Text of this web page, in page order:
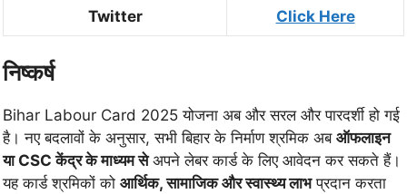
Twitter Click Here
निष्कर्ष
Bihar Labour Card 2025 योजना अब और सरल और पारदर्शी हो गई
है। नए बदलावों के अनुसार, सभी बिहार के निर्माण श्रमिक अब ऑफलाइन
या CSC केंद्र के माध्यम सेअपने लेबर कार्ड के लिए आवेदन कर सकते हैं।
यह कार्ड श्रमिकों को आर्थिक, सामाजिक और स्वास्थ्य लाभप्रदान करता